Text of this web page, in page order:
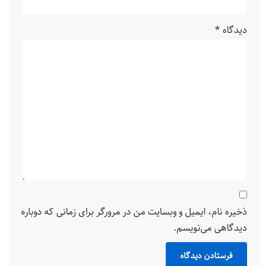
دیدگاه *
ذخیره نام، ایمیل و وبسایت من در مرورگر برای زمانی که دوباره
دیدگاهی می‌نویسم.